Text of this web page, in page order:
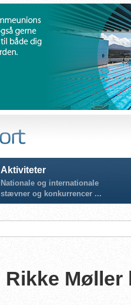
Aktiviteter
Nationale og internationale
stævner og konkurrencer ...
Rikke